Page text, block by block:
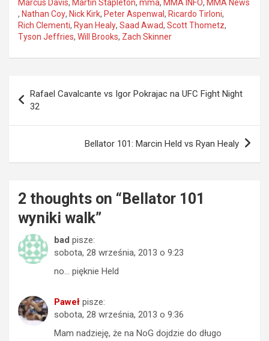
Marcus Davis, Martin Stapleton, mma, MMA INFO, MMA News
, Nathan Coy, Nick Kirk, Peter Aspenwal , Ricardo Tirloni,
Rich Clementi, Ryan Healy, Saad Awad, Scott Thometz,
Tyson Jeffries, Will Brooks, Zach Skinner
wpisu
Rafael Cavalcante vs Igor Pokrajac na UFC Fight Night
32
Bellator 101: Marcin Held vs Ryan Healy
2 thoughts on “ Bellator 101
wyniki walk”
bad pisze:
sobota, 28 września, 2013 o 9:23
no… pięknie Held
Paweł pisze:
sobota, 28 września, 2013 o 9:36
Mam nadzieję, że na NoG dojdzie do długo